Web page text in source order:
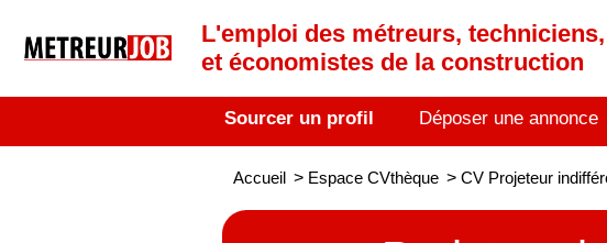
L'emploi des métreurs, techniciens,
et économistes de la construction
Sourcer un profil Déposer une annonce
Accueil > Espace CVthèque > CV Projeteur